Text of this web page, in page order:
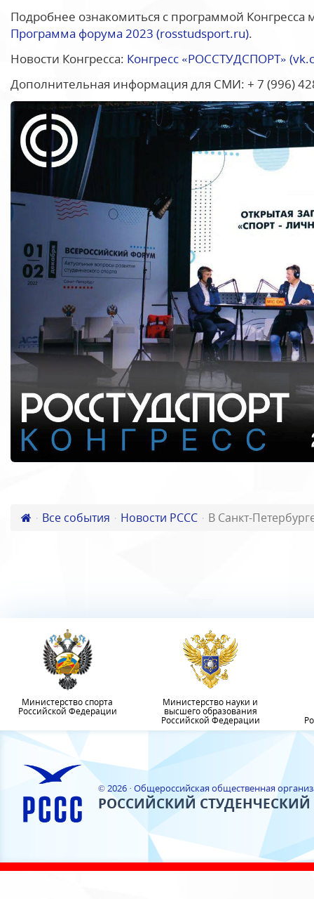
Подробнее ознакомиться с программой
Программа форума 2023 (rosstudsport.ru).
Новости Конгресса: Конгресс «РОССТУДСПОРТ»
Дополнительная информация для СМИ: + 7 (996)
Все события Новости РССС В Санкт-
Министерство спорта
Российской Федерации
Министерство науки и
высшего образования
Российской Федерации
© 2026 · Общероссийская общественная
РОССИЙСКИЙ